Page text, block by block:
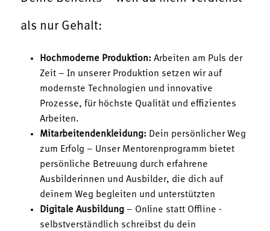
als nur Gehalt:
Hochmoderne Produktion: Arbeiten am Puls der
Zeit – In unserer Produktion setzen wir auf
modernste Technologien und innovative
Prozesse, für höchste Qualität und effizientes
Arbeiten.
Mitarbeitendenkleidung: Dein persönlicher Weg
zum Erfolg – Unser Mentorenprogramm bietet
persönliche Betreuung durch erfahrene
Ausbilderinnen und Ausbilder, die dich auf
deinem Weg begleiten und unterstützten
Digitale Ausbildung – Online statt Offline -
selbstverständlich schreibst du dein